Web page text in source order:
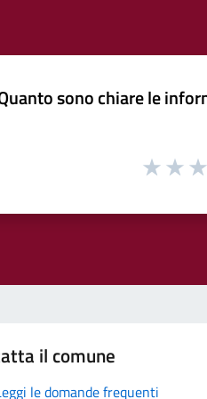
sono chiare le
il comune
le domande frequenti